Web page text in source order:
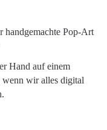
Hand auf einem
wir alles digital